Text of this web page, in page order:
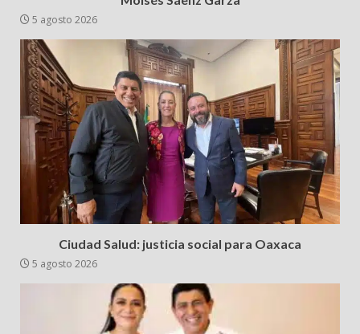
5 agosto 2026
Ciudad Salud: justicia social para Oaxaca
5 agosto 2026